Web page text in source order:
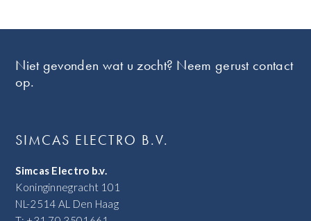
Niet gevonden wat u zocht? Neem gerust contact
op.
SIMCAS ELECTRO B.V.
Simcas Electro b.v.
Koninginnegracht 101
NL-2514 AL Den Haag